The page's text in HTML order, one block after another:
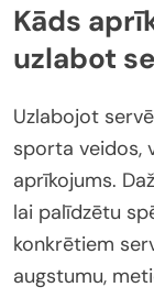
Kāds
uzlabot
Uzlabojot
sporta veidos,
aprīkojums.
lai palīdzētu
konkrētiem
augstumu,